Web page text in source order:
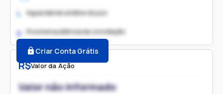
R$Valor da Ação
Valor não informado
1. Aguardando análise do juiz
2. Possível audiência de conciliação
Criar Conta Grátis